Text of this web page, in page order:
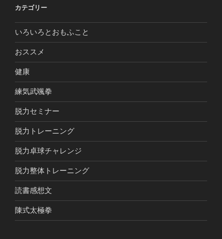
カテゴリー
いろいろとおもふこと
おススメ
健康
練気武颯拳
脱力セミナー
脱力トレーニング
脱力卓球チャレンジ
脱力整体トレーニング
読書感想文
陳式太極拳